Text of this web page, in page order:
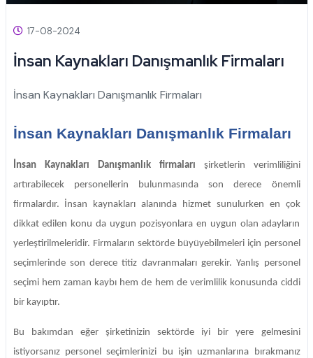
17-08-2024
İnsan Kaynakları Danışmanlık Firmaları
İnsan Kaynakları Danışmanlık Firmaları
İnsan Kaynakları Danışmanlık Firmaları
İnsan Kaynakları Danışmanlık firmaları şirketlerin verimliliğini
artırabilecek personellerin bulunmasında son derece önemli
firmalardır. İnsan kaynakları alanında hizmet sunulurken en çok
dikkat edilen konu da uygun pozisyonlara en uygun olan adayların
yerleştirilmeleridir. Firmaların sektörde büyüyebilmeleri için personel
seçimlerinde son derece titiz davranmaları gerekir. Yanlış personel
seçimi hem zaman kaybı hem de hem de verimlilik konusunda ciddi
bir kayıptır.
Bu bakımdan eğer şirketinizin sektörde iyi bir yere gelmesini
istiyorsanız personel seçimlerinizi bu işin uzmanlarına bırakmanız